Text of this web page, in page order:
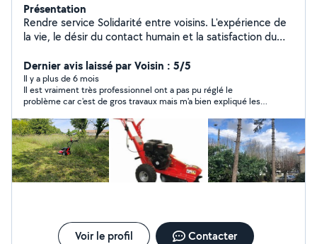
Présentation
Rendre service Solidarité entre voisins. L'expérience de
la vie, le désir du contact humain et la satisfaction du
dire gratuité.....
Dernier avis laissé par Voisin : 5/5
Il y a plus de 6 mois
Il est vraiment très professionnel ont a pas pu réglé le
problème car c'est de gros travaux mais m'a bien expliqué les
utiles pour les prochains problème. Je vous ke recommande
Voir le profil Contacter